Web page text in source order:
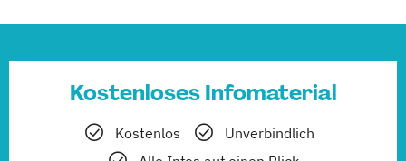
Kostenloses Infomaterial
Kostenlos
Unverbindlich